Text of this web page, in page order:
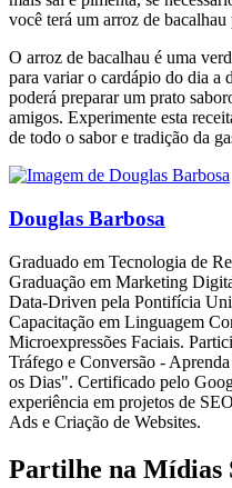
você terá um arroz de
O arroz de bacalhau é uma
para variar o cardápio do dia a
poderá preparar um prato
amigos. Experimente esta
de todo o sabor e tradição da
Douglas Barbosa
Graduado em Tecnologia de
Graduação em Marketing
Data-Driven pela Pontifícia
Capacitação em Linguagem
Microexpressões Faciais.
Tráfego e Conversão -
os Dias". Certificado pelo
experiência em projetos de
Ads e Criação de Websites.
Partilhe na Mídias